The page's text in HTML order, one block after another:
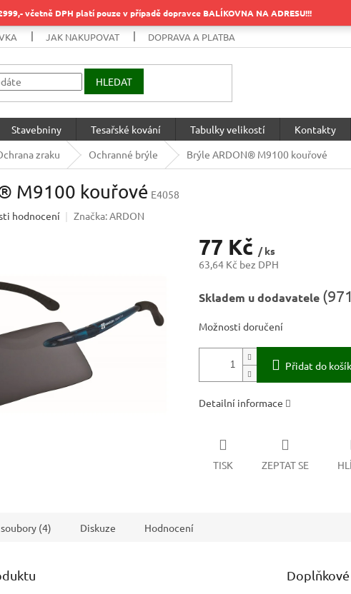
včetně DPH platí pouze v případě dopravce BALÍKOVNA NA ADRESU!!!
JAK NAKUPOVAT DOPRAVA A PLATBA
HLEDAT
Stavebniny Tesařské kování Tabulky velikostí Kontakty
zraku Ochranné brýle Brýle ARDON® M9100 kouřové
M9100 kouřové E4058
hodnocení Značka:ARDON
77 Kč / ks
63,64 Kč bez DPH
cena:
Skladem u dodavatele (
Možnosti doručení
Přidat do
Detailní informace
TISK ZEPTAT SE
(4) Diskuze Hodnocení